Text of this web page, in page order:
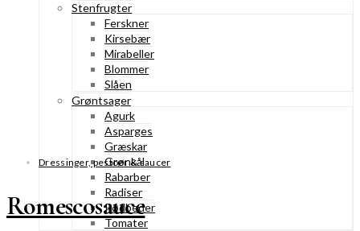
Stenfrugter
Ferskner
Kirsebær
Mirabeller
Blommer
Slåen
Grøntsager
Agurk
Asparges
Græskar
Grønkål
Rabarber
Radiser
Rødbeder
Tomater
Dressinger, pestoer & saucer
Romescosauce